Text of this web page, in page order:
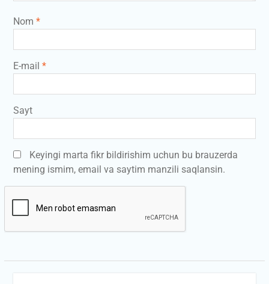
Nom *
E-mail *
Sayt
Keyingi marta fikr bildirishim uchun bu brauzerda
mening ismim, email va saytim manzili saqlansin.